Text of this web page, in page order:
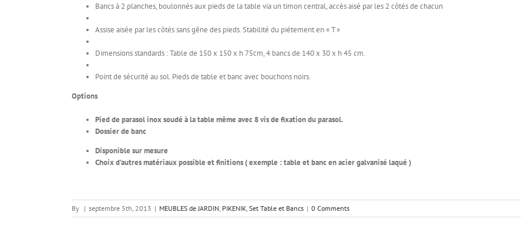
Bancs à 2 planches, boulonnés aux pieds de la table via un timon central, accès aisé par les 2 côtés de chacun
Assise aisée par les côtés sans gêne des pieds. Stabilité du piétement en « T »
Dimensions standards : Table de 150 x 150 x h 75cm, 4 bancs de 140 x 30 x h 45 cm.
Point de sécurité au sol. Pieds de table et banc avec bouchons noirs.
Options
Pied de parasol inox soudé à la table même avec 8 vis de fixation du parasol.
Dossier de banc
Disponible sur mesure
Choix d’autres matériaux possible et finitions ( exemple : table et banc en acier galvanisé laqué )
By | septembre 5th, 2013 | MEUBLES de JARDIN PIKENIK Set Table et Bancs | 0 Comments